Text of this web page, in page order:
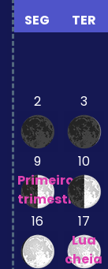
SEG TER
2
3
9
Primeiro
trimestre
10
16
17
Lua
cheia